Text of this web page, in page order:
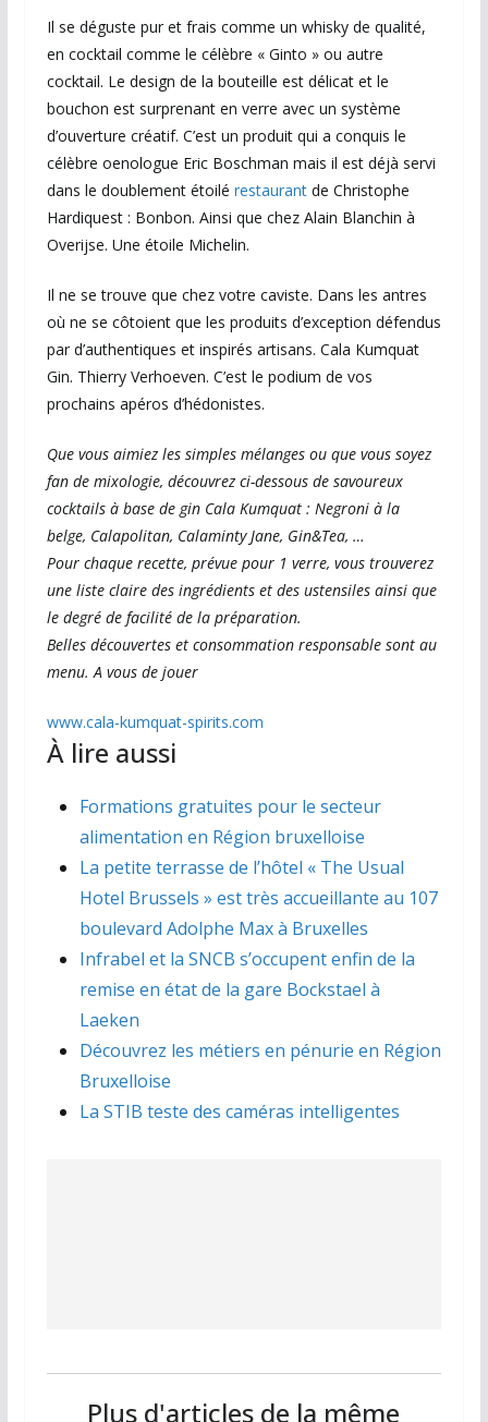
Il se déguste pur et frais comme un whisky de qualité,
en cocktail comme le célèbre « Ginto » ou autre
cocktail. Le design de la bouteille est délicat et le
bouchon est surprenant en verre avec un système
d’ouverture créatif. C’est un produit qui a conquis le
célèbre oenologue Eric Boschman mais il est déjà servi
dans le doublement étoilé restaurantde Christophe
Hardiquest : Bonbon. Ainsi que chez Alain Blanchin à
Overijse. Une étoile Michelin.
Il ne se trouve que chez votre caviste. Dans les antres
où ne se côtoient que les produits d’exception défendus
par d’authentiques et inspirés artisans. Cala Kumquat
Gin. Thierry Verhoeven. C’est le podium de vos
prochains apéros d’hédonistes.
Que vous aimiez les simples mélanges ou que vous soyez
fan de mixologie, découvrez ci-dessous de savoureux
cocktails à base de gin Cala Kumquat : Negroni à la
belge, Calapolitan, Calaminty Jane, Gin&Tea, …
Pour chaque recette, prévue pour 1 verre, vous trouverez
une liste claire des ingrédients et des ustensiles ainsi que
le degré de facilité de la préparation.
Belles découvertes et consommation responsable sont au
menu. A vous de jouer
www.cala-kumquat-spirits.com
À lire aussi
Formations gratuites pour le secteur
alimentation en Région bruxelloise
La petite terrasse de l’hôtel « The Usual
Hotel Brussels » est très accueillante au 107
boulevard Adolphe Max à Bruxelles
Infrabel et la SNCB s’occupent enfin de la
remise en état de la gare Bockstael à
Laeken
Découvrez les métiers en pénurie en Région
Bruxelloise
La STIB teste des caméras intelligentes
Plus d'articles de la même